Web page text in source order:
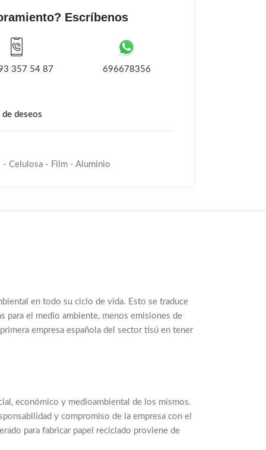
Escríbenos
357 54 87 696678356
deseos
- Celulosa - Film - Aluminio
en todo su ciclo de vida. Esto se traduce
para el medio ambiente, menos emisiones de
empresa española del sector tisú en tener
económico y medioambiental de los mismos.
y compromiso de la empresa con el
para fabricar papel reciclado proviene de